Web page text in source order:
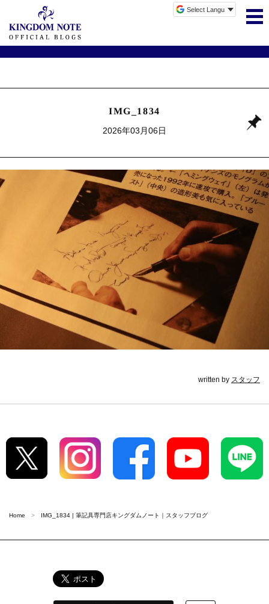
IMG_1834
2026年03月06日
written by スタッフ
Home IMG_1834 | 筆記具専門店キングダムノート｜スタッフブログ